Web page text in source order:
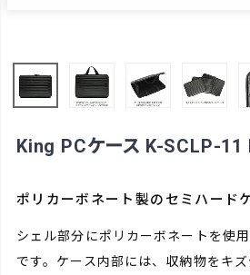
King PCケース K-SCLP-11
ポリカーボネート製のセミハード
シェル部分にポリカーボネートを使
です。ケース内部には、収納物をキ